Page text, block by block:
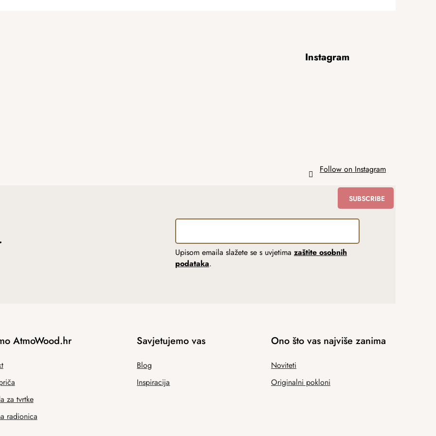
Instagram
Follow on Instagram
Upisom emaila slažete se s uvjetima zaštite osobnih
podataka.
SUBSCRIBE
AtmoWood.hr
za tvrtke
radionica
Savjetujemo vas
Blog
Inspiracija
Ono što vas najviše zanima
Noviteti
Originalni pokloni